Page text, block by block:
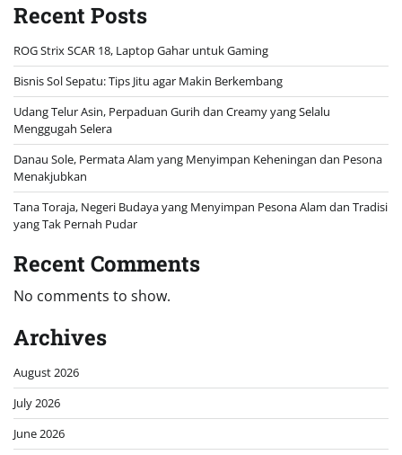
Recent Posts
ROG Strix SCAR 18, Laptop Gahar untuk Gaming
Bisnis Sol Sepatu: Tips Jitu agar Makin Berkembang
Udang Telur Asin, Perpaduan Gurih dan Creamy yang Selalu
Menggugah Selera
Danau Sole, Permata Alam yang Menyimpan Keheningan dan Pesona
Menakjubkan
Tana Toraja, Negeri Budaya yang Menyimpan Pesona Alam dan Tradisi
yang Tak Pernah Pudar
Recent Comments
No comments to show.
Archives
August 2026
July 2026
June 2026